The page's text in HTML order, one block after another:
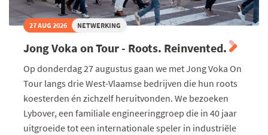
27 AUG 2026 NETWERKING
Jong Voka on Tour - Roots. Reinvented.
Op donderdag 27 augustus gaan we met Jong Voka On
Tour langs drie West-Vlaamse bedrijven die hun roots
koesterden én zichzelf heruitvonden. We bezoeken
Lybover, een familiale engineeringgroep die in 40 jaar
uitgroeide tot een internationale speler in industriële